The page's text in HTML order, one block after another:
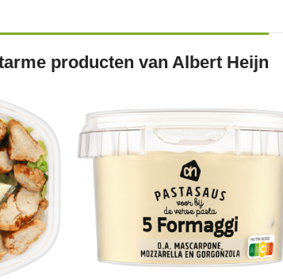
producten van Albert Heijn